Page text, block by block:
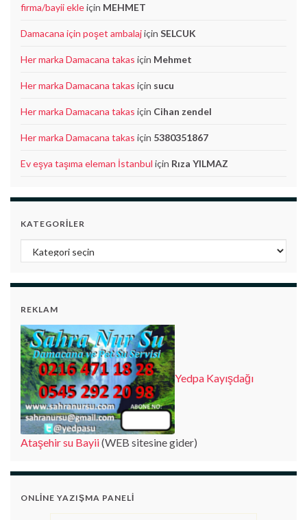
firma/bayii ekleiçin MEHMET
Damacana için poşet ambalajiçin SELCUK
Her marka Damacana takas için Mehmet
Her marka Damacana takas için sucu
Her marka Damacana takas için Cihan zendel
Her marka Damacana takas için 5380351867
Ev eşya taşıma eleman İstanbul için Rıza YILMAZ
KATEGORILER
Kategoriler
REKLAM
Yedpa Kayışdağı
Ataşehir su Bayii(WEB sitesine gider)
ONLINE YAZIŞMA PANELI